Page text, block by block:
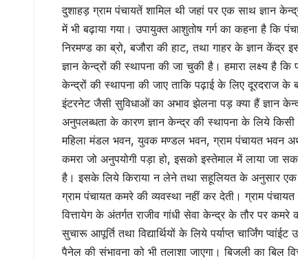
दुशाहड़ ग्राम पंचायतें शामिल थी जहां पर एक साथ ज्ञान
में भी बढ़ाया गया। उपायुक्त आशुतोष गर्ग का कहना है कि
निरमण्ड का ब्रो, बजौरा की हाट, तथा गाहर के ज्ञान
ज्ञान केन्द्रों की स्थापना की जा चुकी है। हमारा लक्ष्य है
केन्द्रों की स्थापना की जाए ताकि पढ़ाई के लिए दूरदराज
इंटरनेट जैसी सुविधाओं का अभाव झेलना पड़ क्या हैं ज्ञान
अनुपलब्धता के कारण ज्ञान केन्द्र की स्थापना के लिये
महिला मंडल भवन, युवक मण्डल भवन, ग्राम पंचायत भवन
कमरा जो अनुपयोगी पड़ा हो, इसको इस्तेमाल में लाया जा
है। इसके लिये किराया न लेने तथा सहूलियत के अनुसार एक
ग्राम पंचायत कमरे की व्यवस्था नहीं कर देती। ग्राम
वित्तायेग के अंतर्गत राजीव गांधी सेवा केन्द्र के तौर पर
सुचारू आपूर्ति तथा विद्यार्थियों के लिये पर्याप्त चार्जिंग
पैनेल की संभावना को भी तलाशा जाएगा। बिजली का बिल